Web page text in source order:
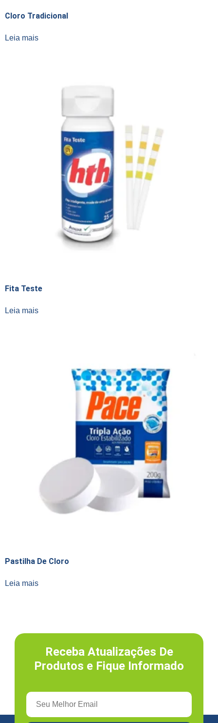
Cloro Tradicional
Leia mais
Fita Teste
Leia mais
Pastilha De Cloro
Leia mais
Receba Atualizações De
Produtos e Fique Informado